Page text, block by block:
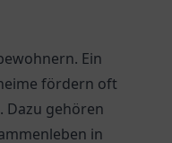
Ein
fördern oft
Dazu gehören
in